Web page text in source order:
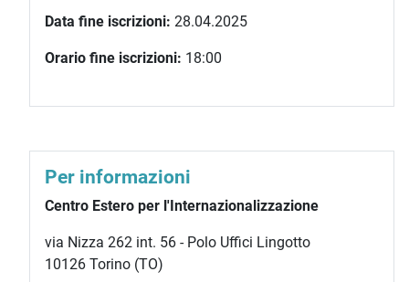
Data fine iscrizioni: 28.04.2025
Orario fine iscrizioni: 18:00
Per informazioni
Centro Estero per l'Internazionalizzazione
via Nizza 262 int. 56 - Polo Uffici Lingotto
10126 Torino (TO)